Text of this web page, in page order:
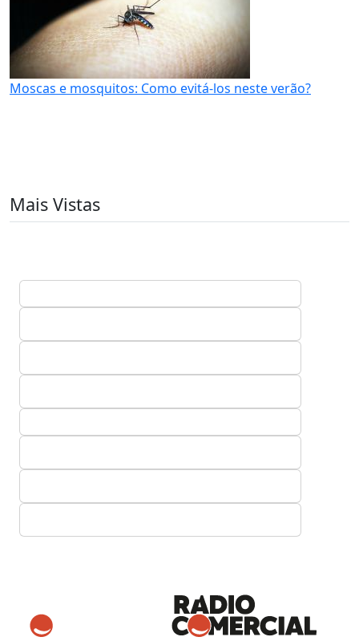
Moscas e mosquitos: Como evitá-los neste verão?
Mais Vistas